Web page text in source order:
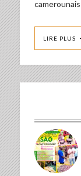
LIRE PLUS